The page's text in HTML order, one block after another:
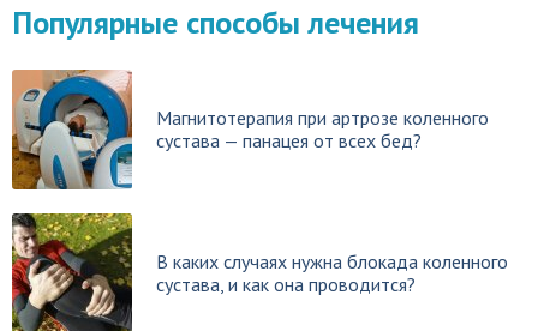
Популярные способы лечения
Магнитотерапия при артрозе коленного
сустава — панацея от всех бед?
В каких случаях нужна блокада коленного
сустава, и как она проводится?